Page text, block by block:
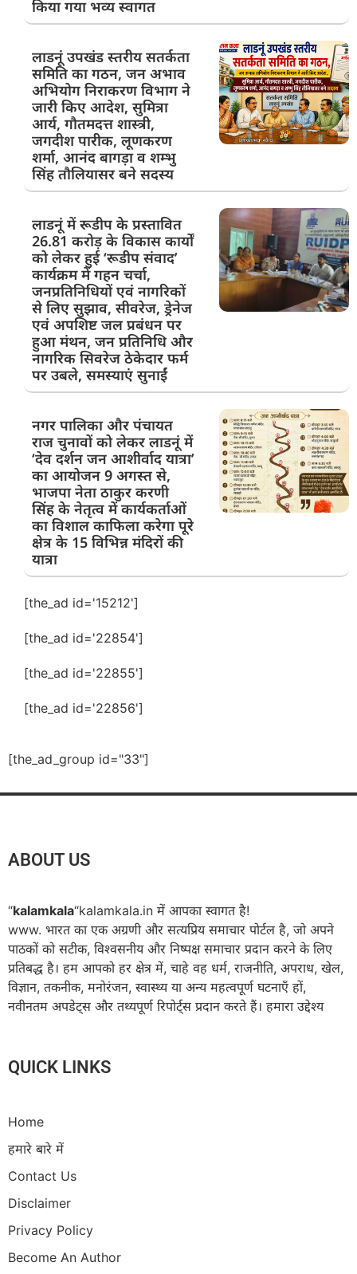
किया गया भव्य स्वागत
लाडनूं उपखंड स्तरीय सतर्कता
समिति का गठन, जन अभाव
अभियोग निराकरण विभाग ने
जारी किए आदेश, सुमित्रा
आर्य, गौतमदत्त शास्त्री,
जगदीश पारीक, लूणकरण
शर्मा, आनंद बागड़ा व शम्भु
सिंह तौलियासर बने सदस्य
लाडनूं में रूडीप के प्रस्तावित
26.81 करोड़ के विकास कार्यों
को लेकर हुई ‘रूडीप संवाद’
कार्यक्रम में गहन चर्चा,
जनप्रतिनिधियों एवं नागरिकों
से लिए सुझाव, सीवरेज, ड्रेनेज
एवं अपशिष्ट जल प्रबंधन पर
हुआ मंथन, जन प्रतिनिधि और
नागरिक सिवरेज ठेकेदार फर्म
पर उबले, समस्याएं सुनाईं
नगर पालिका और पंचायत
राज चुनावों को लेकर लाडनूं में
‘देव दर्शन जन आशीर्वाद यात्रा’
का आयोजन 9 अगस्त से,
भाजपा नेता ठाकुर करणी
सिंह के नेतृत्व में कार्यकर्ताओं
का विशाल काफिला करेगा पूरे
क्षेत्र के 15 विभिन्न मंदिरों की
यात्रा
[the_ad id='15212']
[the_ad id='22854']
[the_ad id='22855']
[the_ad id='22856']
[the_ad_group id="33"]
ABOUT US
“kalamkala“kalamkala.in में आपका स्वागत है!
www. भारत का एक अग्रणी और सत्यप्रिय समाचार पोर्टल है, जो अपने
पाठकों को सटीक, विश्वसनीय और निष्पक्ष समाचार प्रदान करने के लिए
प्रतिबद्ध है। हम आपको हर क्षेत्र में, चाहे वह धर्म, राजनीति, अपराध, खेल,
विज्ञान, तकनीक, मनोरंजन, स्वास्थ्य या अन्य महत्वपूर्ण घटनाएँ हों,
नवीनतम अपडेट्स और तथ्यपूर्ण रिपोर्ट्स प्रदान करते हैं। हमारा उद्देश्य
QUICK LINKS
Home
हमारे बारे में
Contact Us
Disclaimer
Privacy Policy
Become An Author